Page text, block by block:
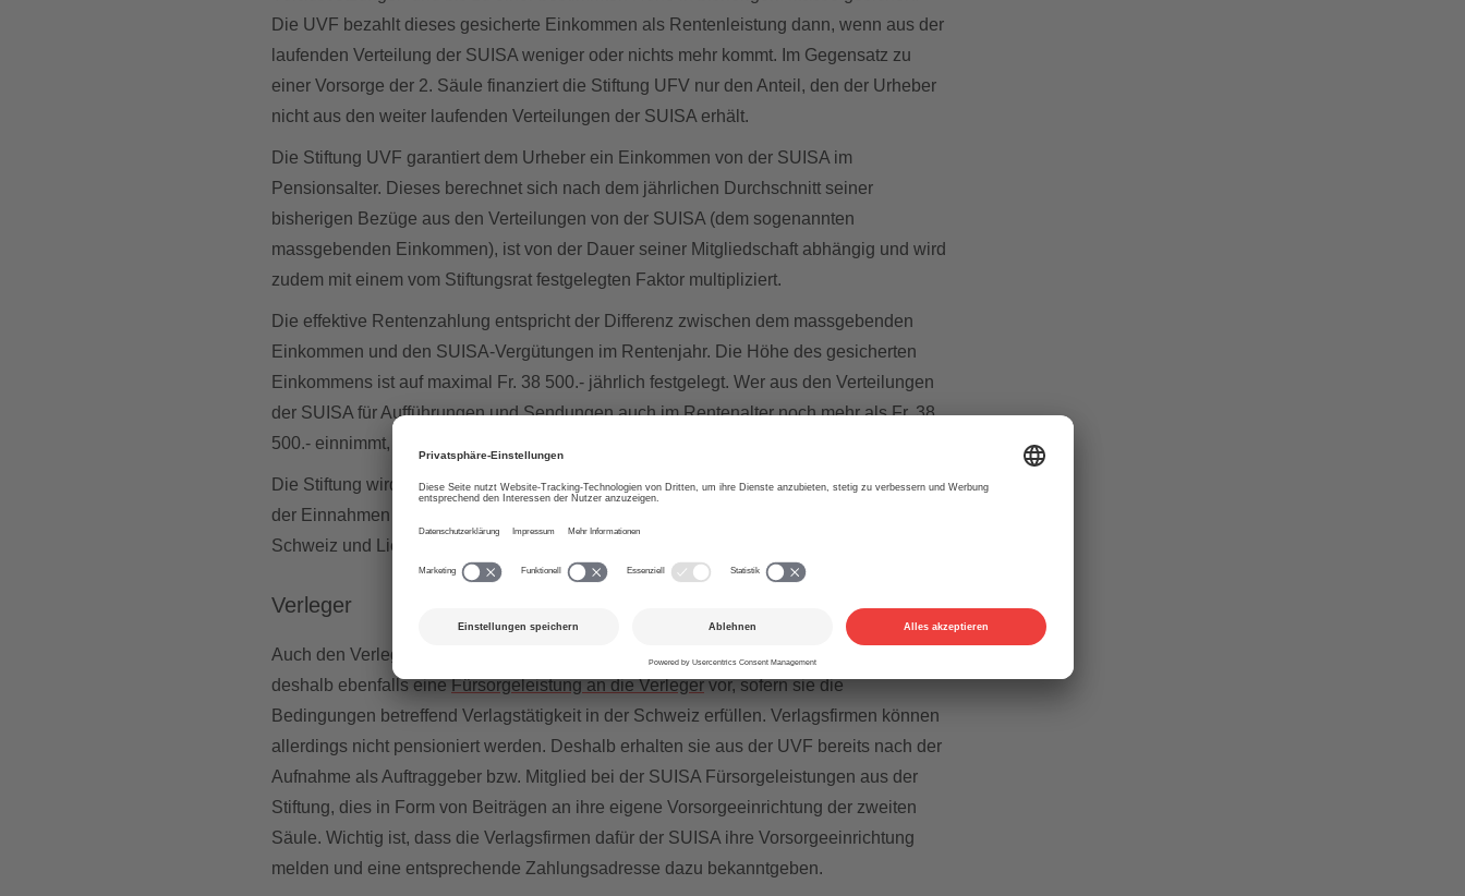
Die UVF bezahlt dieses gesicherte Einkommen als Rentenleistung dann, wenn aus der
laufenden Verteilung der SUISA weniger oder nichts mehr kommt. Im Gegensatz zu
einer Vorsorge der 2. Säule finanziert die Stiftung UFV nur den Anteil, den der Urheber
nicht aus den weiter laufenden Verteilungen der SUISA erhält.
Die Stiftung UVF garantiert dem Urheber ein Einkommen von der SUISA im
Pensionsalter. Dieses berechnet sich nach dem jährlichen Durchschnitt seiner
bisherigen Bezüge aus den Verteilungen von der SUISA (dem sogenannten
massgebenden Einkommen), ist von der Dauer seiner Mitgliedschaft abhängig und wird
zudem mit einem vom Stiftungsrat festgelegten Faktor multipliziert.
Die effektive Rentenzahlung entspricht der Differenz zwischen dem massgebenden
Einkommen und den SUISA-Vergütungen im Rentenjahr. Die Höhe des gesicherten
Einkommens ist auf maximal Fr. 38 500.- jährlich festgelegt. Wer aus den Verteilungen
der SUISA für Aufführungen und Sendungen auch im Rentenalter noch mehr als Fr. 38
500.- einnimmt, erhält von der UVF nichts.
Die Stiftung wird gespiesen aus den Abzügen, welche die SUISA bei allen Verteilungen
der Einnahmen aus Aufführungen, Sendungen und Vergütungsansprüchen in der
Schweiz und Liechtenstein vornimmt (7,5%).
Verleger
Auch den Verlegern wird ein Abzug zugunsten der UVF gemacht. Die UVF sieht
deshalb ebenfalls eineFürsorgeleistung an die Verlegervor, sofern sie die
Bedingungen betreffend Verlagstätigkeit in der Schweiz erfüllen. Verlagsfirmen können
allerdings nicht pensioniert werden. Deshalb erhalten sie aus der UVF bereits nach der
Aufnahme als Auftraggeber bzw. Mitglied bei der SUISA Fürsorgeleistungen aus der
Stiftung, dies in Form von Beiträgen an ihre eigene Vorsorgeeinrichtung der zweiten
Säule. Wichtig ist, dass die Verlagsfirmen dafür der SUISA ihre Vorsorgeeinrichtung
melden und eine entsprechende Zahlungsadresse dazu bekanntgeben.